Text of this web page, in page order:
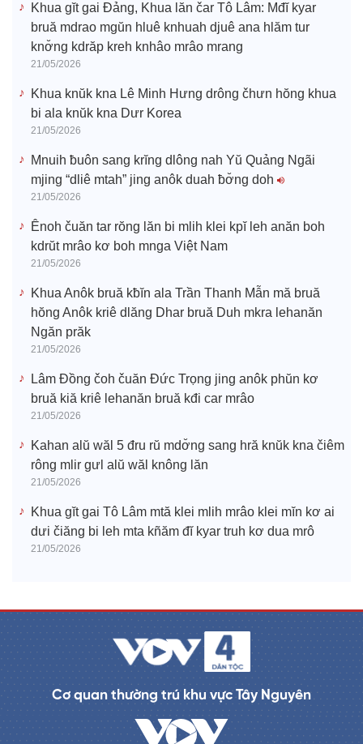
Khua gĭt gai Đảng, Khua lăn čar Tô Lâm: Mđĭ kyar
bruă mdrao mgŭn hluê knhuah djuê ana hlăm tur
knơ̆ng kdrăp kreh knhâo mrâo mrang
21/05/2026
Khua knŭk kna Lê Minh Hưng drông čhưn hŏng khua
bi ala knŭk kna Dưr Korea
21/05/2026
Mnuih ƀuôn sang krĭng dlông nah Yŭ Quảng Ngãi
mjing “dliê mtah” jing anôk duah ƀơ̆ng doh
21/05/2026
Ênoh čuăn tar rŏng lăn bi mlih klei kpĭ leh anăn boh
kdrŭt mrâo kơ boh mnga Việt Nam
21/05/2026
Khua Anôk bruă kƀĭn ala Trần Thanh Mẫn mă bruă
hŏng Anôk kriê dlăng Dhar bruă Duh mkra lehanăn
Ngăn prăk
21/05/2026
Lâm Đồng čoh čuăn Đức Trọng jing anôk phŭn kơ
bruă kiă kriê lehanăn bruă kđi car mrâo
21/05/2026
Kahan alŭ wăl 5 đru rŭ mdơ̆ng sang hră knŭk kna čiêm
rông mlir gưl alŭ wăl knông lăn
21/05/2026
Khua gĭt gai Tô Lâm mtă klei mlih mrâo klei mĭn kơ ai
dưi čiăng bi leh mta kñăm đĭ kyar truh kơ dua mrô
21/05/2026
Cơ quan thường trú khu vực Tây Nguyên